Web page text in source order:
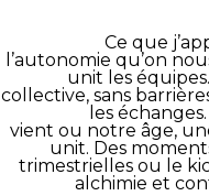
Ce que
l’autonomie qu’on
unit les
collective, sans
les
vient ou notre âge,
unit. Des
trimestrielles ou le
alchimie et